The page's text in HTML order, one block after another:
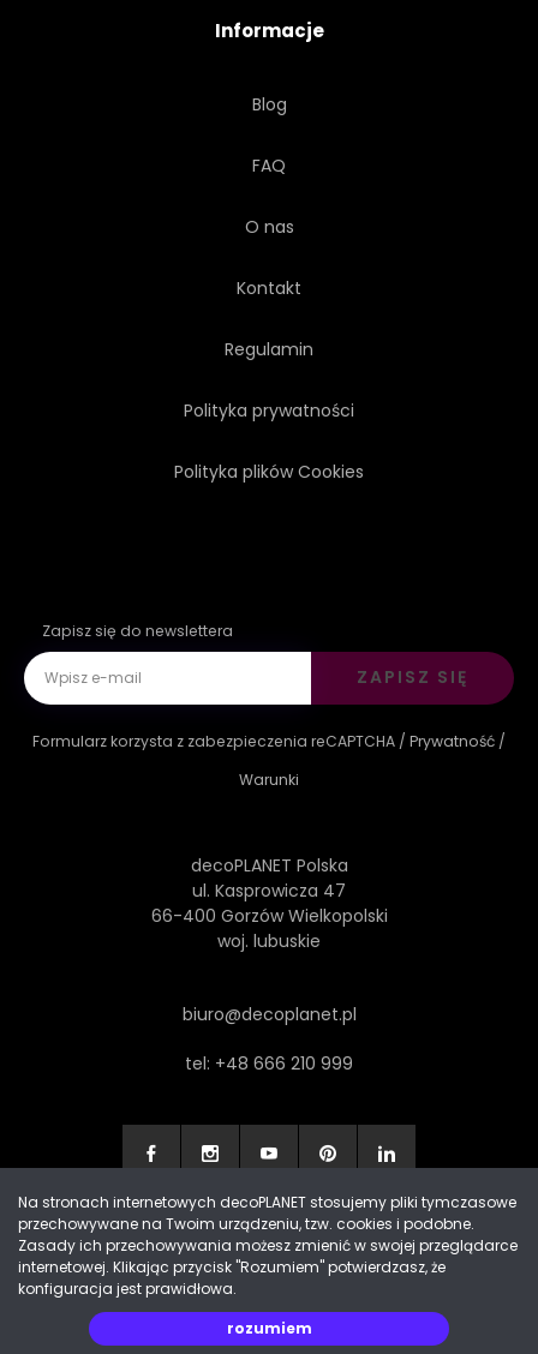
Informacje
Blog
FAQ
O nas
Kontakt
Regulamin
Polityka prywatności
Polityka plików Cookies
Zapisz się do newslettera
ZAPISZ SIĘ
Formularz korzysta z zabezpieczenia reCAPTCHA / Prywatność /
Warunki
decoPLANET Polska
ul. Kasprowicza 47
66-400 Gorzów Wielkopolski
woj. lubuskie
biuro@decoplanet.pl
tel: +48 666 210 999
Made with by Progres Media & decoPLANET
Na stronach internetowych decoPLANET stosujemy pliki tymczasowe
przechowywane na Twoim urządzeniu, tzw. cookies i podobne.
Zasady ich przechowywania możesz zmienić w swojej przeglądarce
internetowej. Klikając przycisk "Rozumiem" potwierdzasz, że
konfiguracja jest prawidłowa.
rozumiem